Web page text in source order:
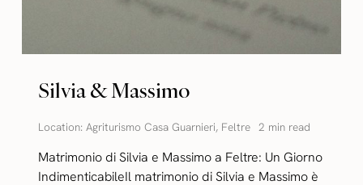
Silvia & Massimo
Location:Agriturismo Casa Guarnieri, Feltre 2 min read
Matrimonio di Silvia e Massimo a Feltre: Un Giorno
IndimenticabileIl matrimonio di Silvia e Massimo è